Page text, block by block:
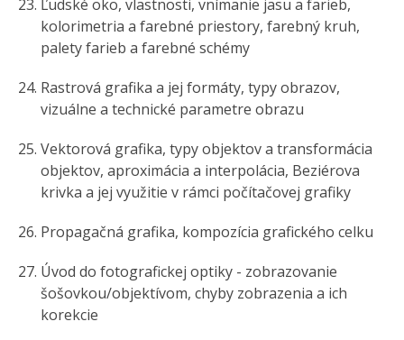
Ľudské oko, vlastnosti, vnímanie jasu a farieb,
kolorimetria a farebné priestory, farebný kruh,
palety farieb a farebné schémy
Rastrová grafika a jej formáty, typy obrazov,
vizuálne a technické parametre obrazu
Vektorová grafika, typy objektov a transformácia
objektov, aproximácia a interpolácia, Beziérova
krivka a jej využitie v rámci počítačovej grafiky
Propagačná grafika, kompozícia grafického celku
Úvod do fotografickej optiky - zobrazovanie
šošovkou/objektívom, chyby zobrazenia a ich
korekcie